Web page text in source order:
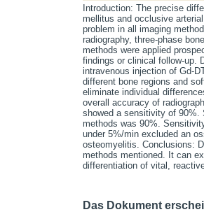
Introduction: The precise
mellitus and occlusive
problem in all imaging
radiography, three-phase
methods were applied
findings or clinical follow-up.
intravenous injection of Gd-
different bone regions and
eliminate individual
overall accuracy of
showed a sensitivity of 90%.
methods was 90%.
under 5%/min excluded an
osteomyelitis. Conclusions:
methods mentioned. It can
differentiation of vital,
Das Dokument